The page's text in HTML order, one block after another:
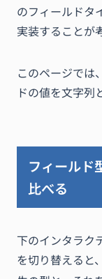
のフィールドタ
実装することが
このページでは
ドの値を文字列
フィールド
比べる
下のインタラク
を切り替えると、